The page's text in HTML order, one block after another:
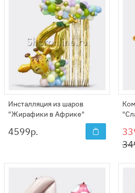
Инсталляция из шаров
"Жирафики в Африке"
4599р.